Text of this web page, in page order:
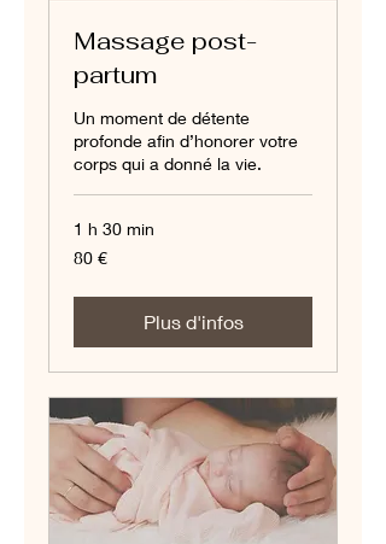
Massage post-
partum
Un moment de détente
profonde afin d’honorer votre
corps qui a donné la vie.
1 h 30 min
80
euros
80 €
Plus d'infos